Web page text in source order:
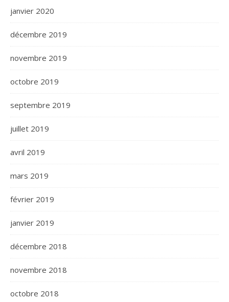
janvier 2020
décembre 2019
novembre 2019
octobre 2019
septembre 2019
juillet 2019
avril 2019
mars 2019
février 2019
janvier 2019
décembre 2018
novembre 2018
octobre 2018